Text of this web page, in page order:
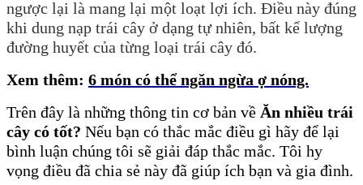
ngược lại là mang lại một loạt lợi ích. Điều này đúng
khi dung nạp trái cây ở dạng tự nhiên, bất kể lượng
đường huyết của từng loại trái cây đó.
Xem thêm: 6 món có thể ngăn ngừa ợ nóng.
Trên đây là những thông tin cơ bản về Ăn nhiều trái
cây có tốt? Nếu bạn có thắc mắc điều gì hãy để lại
bình luận chúng tôi sẽ giải đáp thắc mắc. Tôi hy
vọng điều đã chia sẻ này đã giúp ích bạn và gia đình.